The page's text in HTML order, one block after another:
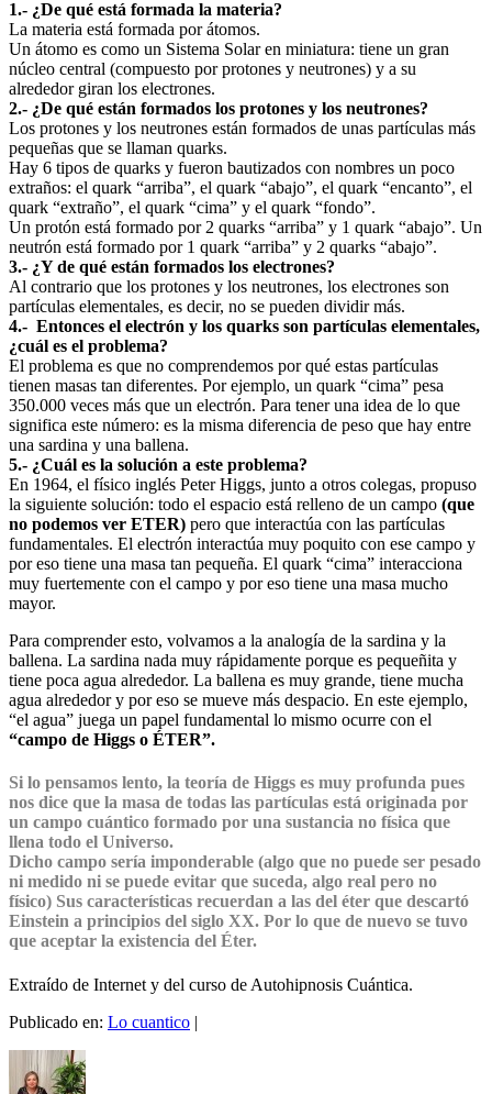
1.- ¿De qué está formada la materia?
La materia está formada por átomos.
Un átomo es como un Sistema Solar en miniatura: tiene un gran
núcleo central (compuesto por protones y neutrones) y a su
alrededor giran los electrones.
2.- ¿De qué están formados los protones y los neutrones?
Los protones y los neutrones están formados de unas partículas más
pequeñas que se llaman quarks.
Hay 6 tipos de quarks y fueron bautizados con nombres un poco
extraños: el quark “arriba”, el quark “abajo”, el quark “encanto”, el
quark “extraño”, el quark “cima” y el quark “fondo”.
Un protón está formado por 2 quarks “arriba” y 1 quark “abajo”. Un
neutrón está formado por 1 quark “arriba” y 2 quarks “abajo”.
3.- ¿Y de qué están formados los electrones?
Al contrario que los protones y los neutrones, los electrones son
partículas elementales, es decir, no se pueden dividir más.
4.- Entonces el electrón y los quarks son partículas elementales,
¿cuál es el problema?
El problema es que no comprendemos por qué estas partículas
tienen masas tan diferentes. Por ejemplo, un quark “cima” pesa
350.000 veces más que un electrón. Para tener una idea de lo que
significa este número: es la misma diferencia de peso que hay entre
una sardina y una ballena.
5.- ¿Cuál es la solución a este problema?
En 1964, el físico inglés Peter Higgs, junto a otros colegas, propuso
la siguiente solución: todo el espacio está relleno de un campo (que
no podemos ver ETER) pero que interactúa con las partículas
fundamentales. El electrón interactúa muy poquito con ese campo y
por eso tiene una masa tan pequeña. El quark “cima” interacciona
muy fuertemente con el campo y por eso tiene una masa mucho
mayor.
Para comprender esto, volvamos a la analogía de la sardina y la
ballena. La sardina nada muy rápidamente porque es pequeñita y
tiene poca agua alrededor. La ballena es muy grande, tiene mucha
agua alrededor y por eso se mueve más despacio. En este ejemplo,
“el agua” juega un papel fundamental lo mismo ocurre con el
“campo de Higgs o ÉTER”.
Si lo pensamos lento, la teoría de Higgs es muy profunda pues
nos dice que la masa de todas las partículas está originada por
un campo cuántico formado por una sustancia no física que
llena todo el Universo.
Dicho campo sería imponderable (algo que no puede ser pesado
ni medido ni se puede evitar que suceda, algo real pero no
físico) Sus características recuerdan a las del éter que descartó
Einstein a principios del siglo XX. Por lo que de nuevo se tuvo
que aceptar la existencia del Éter.
Extraído de Internet y del curso de Autohipnosis Cuántica.
Publicado en: Lo cuantico |